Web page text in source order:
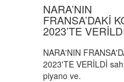
NARA’NIN
FRANSA’DAKİ
2023’TE
NARA'NIN
2023'TE VERİLDİ
piyano ve.